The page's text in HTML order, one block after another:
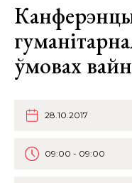
ўмовах
28.10.2017
09:00 - 09:00